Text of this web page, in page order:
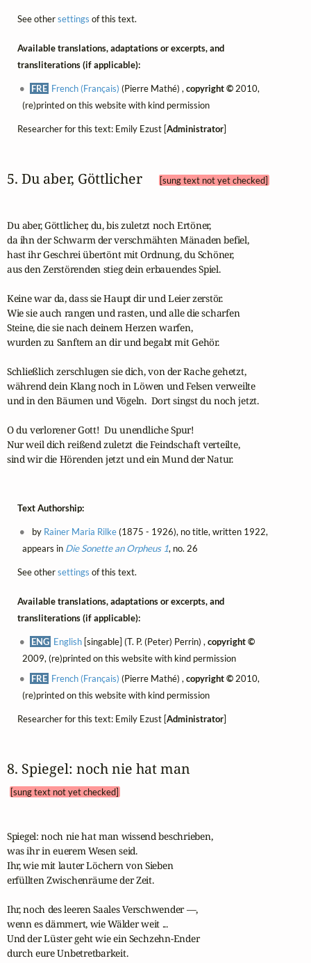
See othersettings of this text.
Available translations, adaptations or excerpts, and
transliterations (if applicable):
FRE French (Français) (Pierre Mathé) ,copyright © 2010,
(re)printed on this website with kind permission
Researcher for this text: Emily Ezust [Administrator]
5. Du aber, Göttlicher [sung text not yet checked]
Du aber, Göttlicher, du, bis zuletzt noch Ertöner,
da ihn der Schwarm der verschmähten Mänaden befiel,
hast ihr Geschrei übertönt mit Ordnung, du Schöner,
aus den Zerstörenden stieg dein erbauendes Spiel.
Keine war da, dass sie Haupt dir und Leier zerstör.
Wie sie auch rangen und rasten, und alle die scharfen
Steine, die sie nach deinem Herzen warfen,
wurden zu Sanftem an dir und begabt mit Gehör.
Schließlich zerschlugen sie dich, von der Rache gehetzt,
während dein Klang noch in Löwen und Felsen verweilte
und in den Bäumen und Vögeln.  Dort singst du noch jetzt.
O du verlorener Gott!  Du unendliche Spur!
Nur weil dich reißend zuletzt die Feindschaft verteilte,
sind wir die Hörenden jetzt und ein Mund der Natur.
Text Authorship:
by Rainer Maria Rilke(1875 - 1926), no title, written 1922,
appears in Die Sonette an Orpheus 1, no. 26
See othersettings of this text.
Available translations, adaptations or excerpts, and
transliterations (if applicable):
ENG English [singable] (T. P. (Peter) Perrin) ,copyright ©
2009, (re)printed on this website with kind permission
FRE French (Français) (Pierre Mathé) ,copyright © 2010,
(re)printed on this website with kind permission
Researcher for this text: Emily Ezust [Administrator]
8. Spiegel: noch nie hat man
[sung text not yet checked]
Spiegel: noch nie hat man wissend beschrieben,
was ihr in euerem Wesen seid.
Ihr, wie mit lauter Löchern von Sieben
erfüllten Zwischenräume der Zeit.
Ihr, noch des leeren Saales Verschwender —,
wenn es dämmert, wie Wälder weit ...
Und der Lüster geht wie ein Sechzehn-Ender
durch eure Unbetretbarkeit.